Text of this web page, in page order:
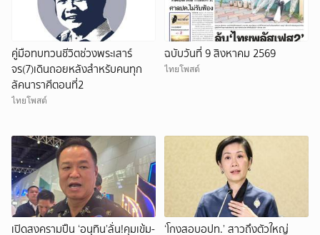
คู่มือทบทวนชีวิตช่วงพระเสาร์
จร(7)เดินถอยหลังสำหรับคนทุก
ลัคนาราศีตอนที่2
ไทยโพสต์
ฉบับวันที่ 9 สิงหาคม 2569
ไทยโพสต์
เปิดสงครามปืน ‘อนุทิน’ลั่น!คุมเข้ม-
‘โกงสอบอปท.’ สาวถึงตัวใหญ่